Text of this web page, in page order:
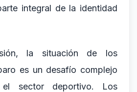
integral de la identidad
la situación de los
es un desafío complejo
sector deportivo. Los